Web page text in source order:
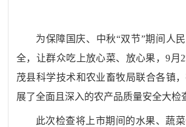
为保障国庆、 中秋“双节”期间人
全，让群众吃上放心菜、放心果，9月
茂县科学技术和农业畜牧局联合各镇
展了全面且深入的农产品质量安全大检
此次检查将上市期间的水果、蔬